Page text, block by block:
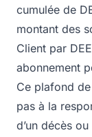
cumulée de
montant des
Client par
abonnement
Ce plafond
pas à la
d’un décès